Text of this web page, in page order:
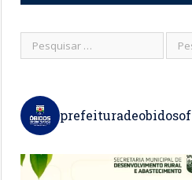
prefeituradeobidosof